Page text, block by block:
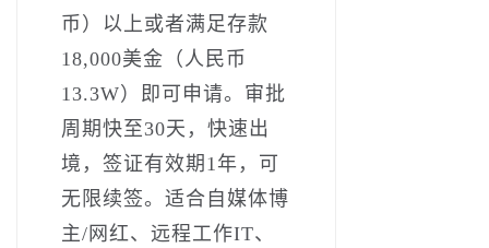
币）以上或者满足存款
18,000美金（人民币
13.3W）即可申请。审批
周期快至30天，快速出
境，签证有效期1年，可
无限续签。适合自媒体博
主/网红、远程工作IT、